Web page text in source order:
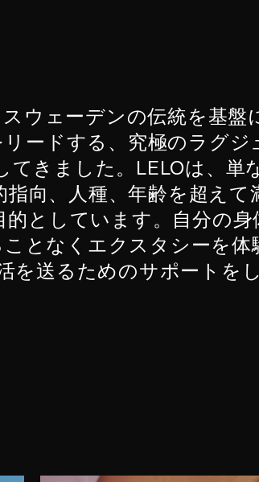
ウェーデンの伝統を基盤
ードする、究極のラグ
てきました。LELOは、単
向、人種、年齢を超え
としています。自分の
となくエクスタシーを
を送るためのサポートを